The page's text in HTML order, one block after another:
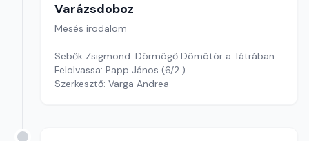
Varázsdoboz
Mesés irodalom
Sebők Zsigmond: Dörmögő Dömötör a Tátrában
Felolvassa: Papp János (6/2.)
Szerkesztő: Varga Andrea